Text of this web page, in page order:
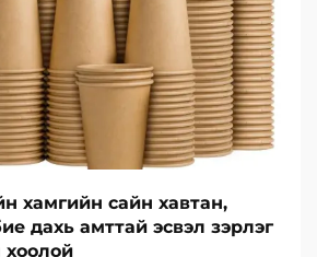
хамгийн сайн хавтан,
дахь амттай эсвэл зэрлэг